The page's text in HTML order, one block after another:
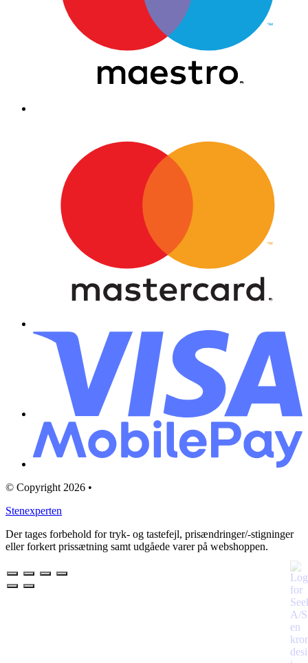
© Copyright 2026 •
Stenexperten
Der tages forbehold for tryk- og tastefejl, prisændringer/-stigninger
eller forkert prissætning samt udgåede varer på webshoppen.